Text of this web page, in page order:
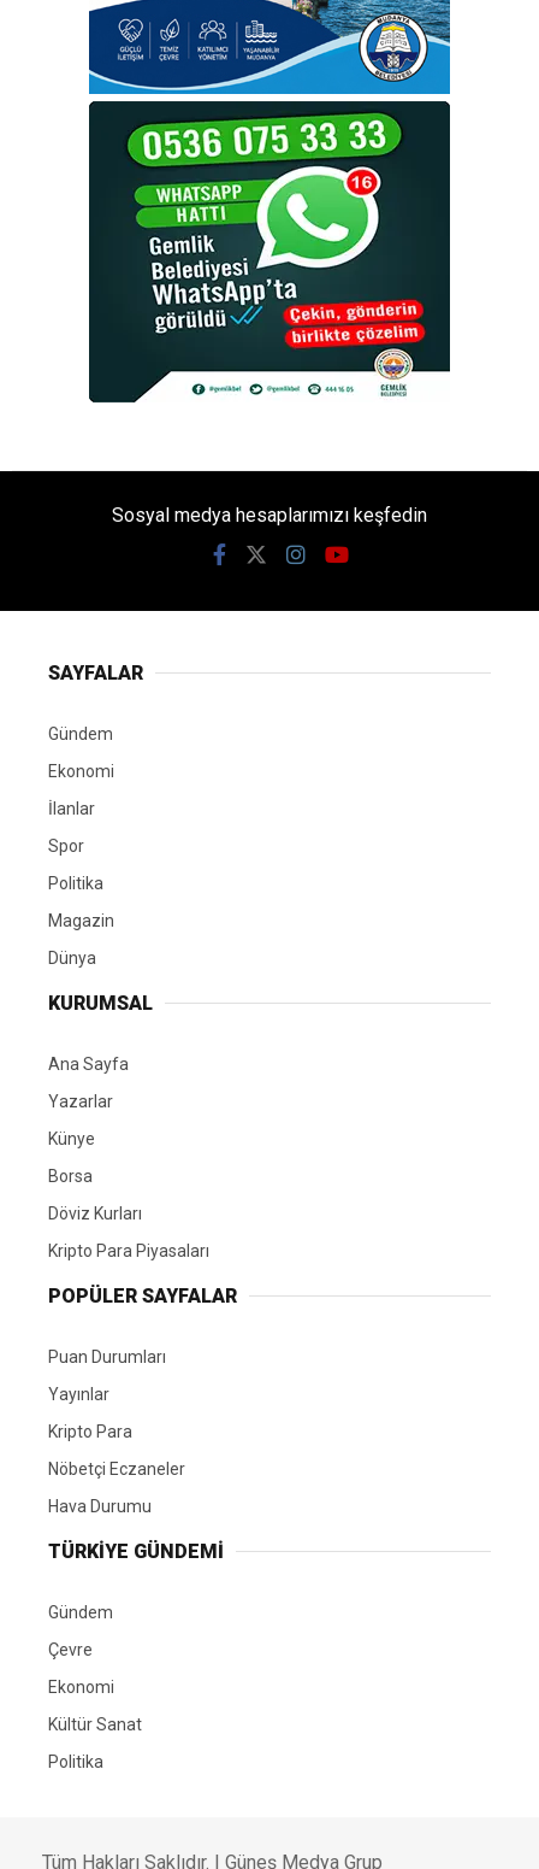
Sosyal medya hesaplarımızı keşfedin
SAYFALAR
Gündem
Ekonomi
İlanlar
Spor
Politika
Magazin
Dünya
KURUMSAL
Ana Sayfa
Yazarlar
Künye
Borsa
Döviz Kurları
Kripto Para Piyasaları
POPÜLER SAYFALAR
Puan Durumları
Yayınlar
Kripto Para
Nöbetçi Eczaneler
Hava Durumu
TÜRKIYE GÜNDEMI
Gündem
Çevre
Ekonomi
Kültür Sanat
Politika
Tüm Hakları Saklıdır. | Güneş Medya Grup